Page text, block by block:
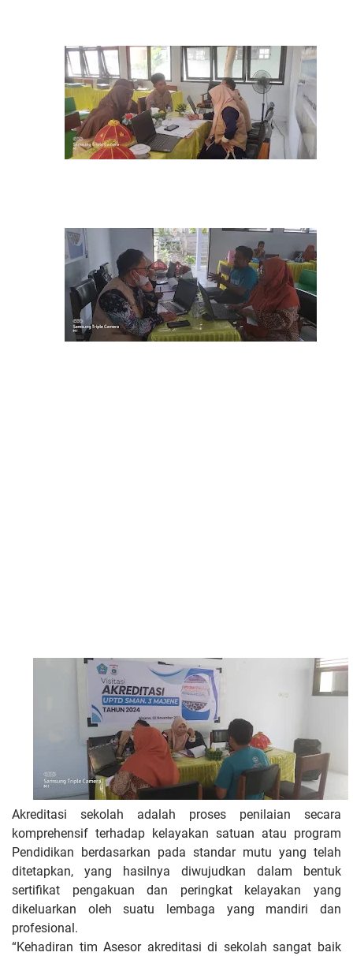
Akreditasi sekolah adalah proses penilaian secara
komprehensif terhadap kelayakan satuan atau program
Pendidikan berdasarkan pada standar mutu yang telah
ditetapkan, yang hasilnya diwujudkan dalam bentuk
sertifikat pengakuan dan peringkat kelayakan yang
dikeluarkan oleh suatu lembaga yang mandiri dan
profesional.
“Kehadiran tim Asesor akreditasi di sekolah sangat baik